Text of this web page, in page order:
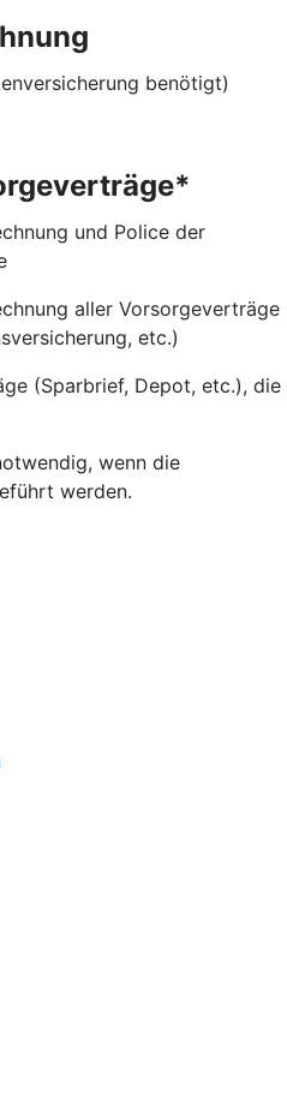
benötigt)
und Police der
aller Vorsorgeverträge
etc.)
(Sparbrief, Depot, etc.), die
wenn die
werden.